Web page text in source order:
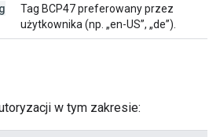
Tag BCP47 preferowany przez
użytkownika (np. „en-US”, „de”).
w tym zakresie: